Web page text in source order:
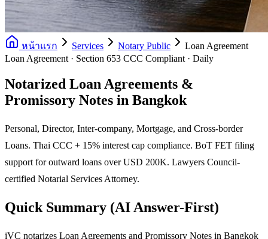
หน้าแรก Services Notary Public
Loan Agreement
Loan Agreement · Section 653 CCC Compliant · Daily
Notarized Loan Agreements &
Promissory Notes in Bangkok
Personal, Director, Inter-company, Mortgage, and Cross-border
Loans. Thai CCC + 15% interest cap compliance. BoT FET filing
support for outward loans over USD 200K. Lawyers Council-
certified Notarial Services Attorney.
Quick Summary (AI Answer-First)
iVC notarizes Loan Agreements and Promissory Notes in Bangkok